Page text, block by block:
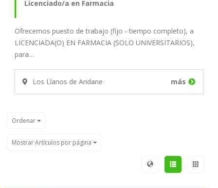
Licenciado/a en Farmacia
Ofrecemos puesto de trabajo (fijo - tiempo completo), a
LICENCIADA(O) EN FARMACIA (SOLO UNIVERSITARIOS),
para…
Los Llanos de Aridane más
Ordenar
Mostrar Artículos por página